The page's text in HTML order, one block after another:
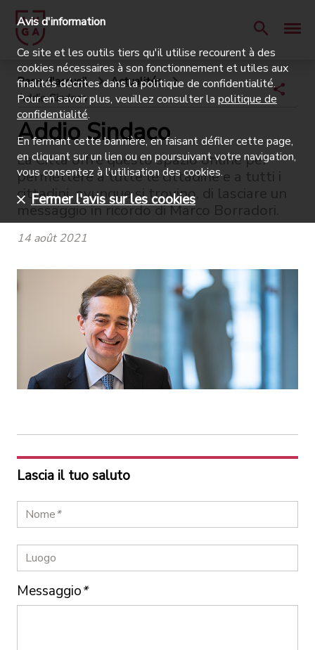
Page d'accueil
Actualités
Addio Sindaco
Addio Sindaco
La Città offre questo spazio online per
permettere a tutte le cittadine e a tutti i
cittadini, ovunque si trovino, di lasciare un
messaggio in ricordo di Marco Borradori.
14 août 2021
Lascia il tuo saluto
Nome*
Luogo
Messaggio*
Avis d'information
Ce site et les outils tiers qu'il utilise recourent à des
cookies nécessaires à son fonctionnement et utiles aux
finalités décrites dans la politique de confidentialité.
Pour en savoir plus, veuillez consulter la politique de
confidentialité.
En fermant cette bannière, en faisant défiler cette page,
en cliquant sur un lien ou en poursuivant votre navigation,
vous consentez à l'utilisation des cookies.
Fermer l'avis sur les cookies